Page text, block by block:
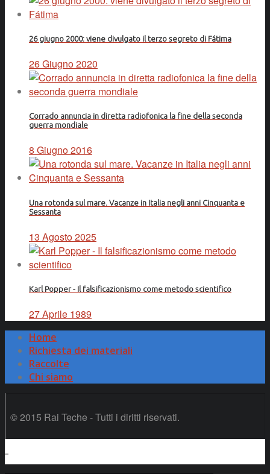
26 giugno 2000: viene divulgato il terzo segreto di Fátima
26 Giugno 2020
Corrado annuncia in diretta radiofonica la fine della seconda
guerra mondiale
8 Giugno 2016
Una rotonda sul mare. Vacanze in Italia negli anni Cinquanta e
Sessanta
13 Agosto 2025
Karl Popper - Il falsificazionismo come metodo scientifico
27 Aprile 1989
Home
Richiesta dei materiali
Raccolte
Chi siamo
© 2015 Rai Teche - Tutti i diritti riservati.